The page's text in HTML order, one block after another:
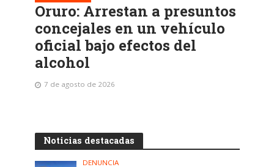
Oruro: Arrestan a presuntos
concejales en un vehículo
oficial bajo efectos del
alcohol
7 de agosto de 2026
Noticias destacadas
DENUNCIA